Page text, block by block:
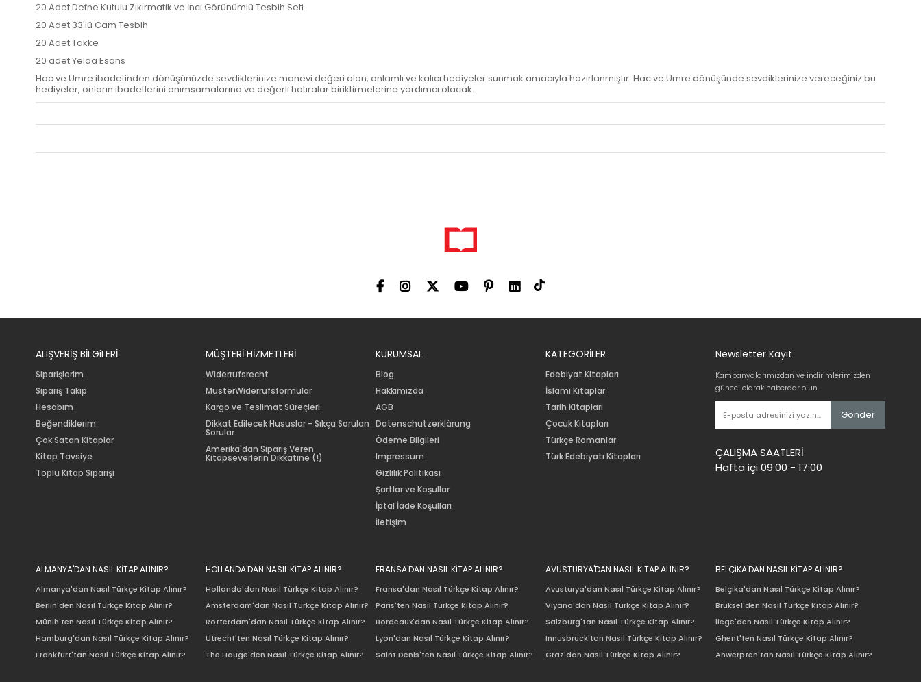
20 Adet Defne Kutulu Zikirmatik ve İnci Görünümlü Tesbih Seti
20 Adet 33'lü Cam Tesbih
20 Adet Takke
20 adet Yelda Esans
Hac ve Umre ibadetinden dönüşünüzde sevdiklerinize manevi değeri olan, anlamlı ve kalıcı hediyeler sunmak amacıyla hazırlanmıştır. Hac ve Umre dönüşünde sevdiklerinize vereceğiniz bu
hediyeler, onların ibadetlerini anımsamalarına ve değerli hatıralar biriktirmelerine yardımcı olacak.
ALIŞVERİŞ BİLGiLERİ
Siparişlerim
Sipariş Takip
Hesabım
Beğendiklerim
Çok Satan Kitaplar
Kitap Tavsiye
Toplu Kitap Siparişi
MÜŞTERİ HİZMETLERİ
Widerrufsrecht
MusterWiderrufsformular
Kargo ve Teslimat Süreçleri
Dikkat Edilecek Hususlar - Sıkça Sorulan
Sorular
Amerika'dan Sipariş Veren
Kitapseverlerin Dikkatine (!)
KURUMSAL
Blog
Hakkımızda
AGB
Datenschutzerklärung
Ödeme Bilgileri
Impressum
Gizlilik Politikası
Şartlar ve Koşullar
İptal İade Koşulları
İletişim
KATEGORİLER
Edebiyat Kitapları
İslami Kitaplar
Tarih Kitapları
Çocuk Kitapları
Türkçe Romanlar
Türk Edebiyatı Kitapları
Newsletter Kayıt
Kampanyalarımızdan ve indirimlerimizden
güncel olarak haberdar olun.
Gönder
ÇALIŞMA SAATLERİ
Hafta içi 09:00 - 17:00
ALMANYA'DAN NASIL KİTAP ALINIR?
Almanya'dan Nasıl Türkçe Kitap Alınır?
Berlin'den Nasıl Türkçe Kitap Alınır?
Münih'ten Nasıl Türkçe Kitap Alınır?
Hamburg'dan Nasıl Türkçe Kitap Alınır?
Frankfurt'tan Nasıl Türkçe Kitap Alınır?
HOLLANDA'DAN NASIL KİTAP ALINIR?
Hollanda'dan Nasıl Türkçe Kitap Alınır?
Amsterdam'dan Nasıl Türkçe Kitap Alınır?
Rotterdam'dan Nasıl Türkçe Kitap Alınır?
Utrecht'ten Nasıl Türkçe Kitap Alınır?
The Hauge'den Nasıl Türkçe Kitap Alınır?
FRANSA'DAN NASIL KİTAP ALINIR?
Fransa'dan Nasıl Türkçe Kitap Alınır?
Paris'ten Nasıl Türkçe Kitap Alınır?
Bordeaux'dan Nasıl Türkçe Kitap Alınır?
Lyon'dan Nasıl Türkçe Kitap Alınır?
Saint Denis'ten Nasıl Türkçe Kitap Alınır?
AVUSTURYA'DAN NASIL KİTAP ALINIR?
Avusturya'dan Nasıl Türkçe Kitap Alınır?
Viyana'dan Nasıl Türkçe Kitap Alınır?
Salzburg'tan Nasıl Türkçe Kitap Alınır?
Innusbruck'tan Nasıl Türkçe Kitap Alınır?
Graz'dan Nasıl Türkçe Kitap Alınır?
BELÇİKA'DAN NASIL KİTAP ALINIR?
Belçika'dan Nasıl Türkçe Kitap Alınır?
Brüksel'den Nasıl Türkçe Kitap Alınır?
liege'den Nasıl Türkçe Kitap Alınır?
Ghent'ten Nasıl Türkçe Kitap Alınır?
Anwerpten'tan Nasıl Türkçe Kitap Alınır?